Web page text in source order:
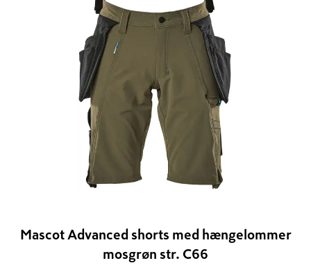
Mascot Advanced shorts med hængelommer
mosgrøn str. C66